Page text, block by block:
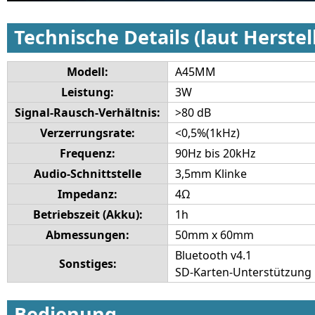
Technische Details (laut
Modell:
A45MM
Leistung:
3W
Signal-Rausch-Verhältnis:
>80 dB
Verzerrungsrate:
<0,5%(1kHz)
Frequenz:
90Hz bis 20kHz
Audio-Schnittstelle
3,5mm Klinke
Impedanz:
4Ω
Betriebszeit (Akku):
1h
Abmessungen:
50mm x 60mm
Sonstiges:
Bluetooth v4.1
SD-Karten-Unterstützung